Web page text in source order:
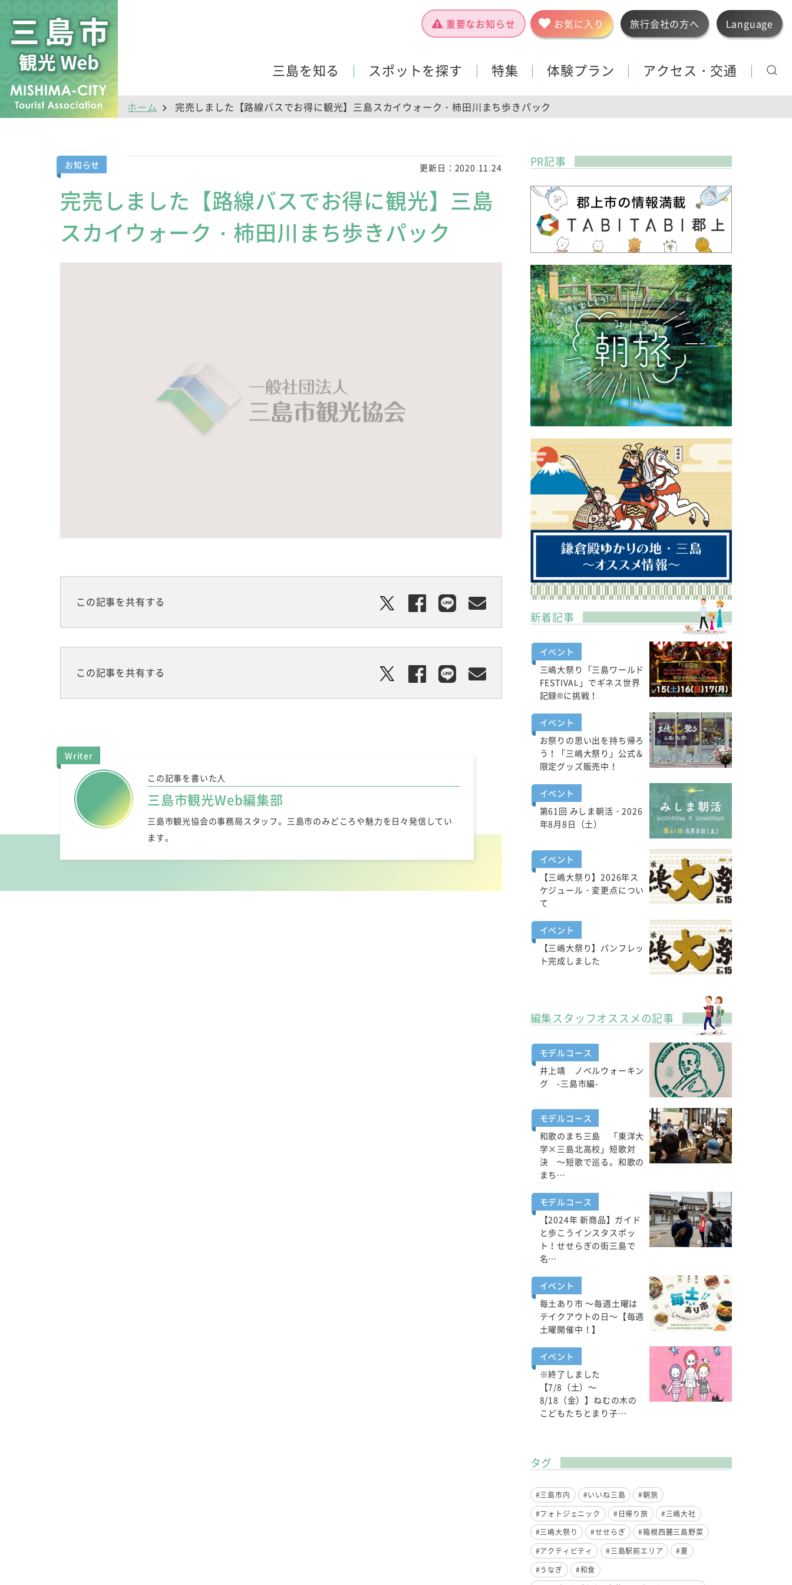
重要なお知らせ お気に入り 旅行会社の方へ Language
三島を知る スポットを探す 特集 体験プラン アクセス・交通
ホーム 完売しました【路線バスでお得に観光】三島スカイウォーク・柿田川まち歩きパック
お知らせ 更新日： 2020.11.24
完売しました【路線バスでお得に観光】三島
スカイウォーク・柿田川まち歩きパック
この記事を共有する
この記事を共有する
Writer
この記事を書いた人
三島市観光Web編集部
三島市観光協会の事務局スタッフ。三島市のみどころや魅力を日々発信してい
ます。
PR記事
新着記事
イベント
三嶋大祭り「三島ワールド
FESTIVAL」でギネス世界
記録®に挑戦！
イベント
お祭りの思い出を持ち帰ろ
う！「三嶋大祭り」公式＆
限定グッズ販売中！
イベント
第61回 みしま朝活・2026
年8月8日（土）
イベント
【三嶋大祭り】2026年ス
ケジュール・変更点につい
て
イベント
【三嶋大祭り】パンフレッ
ト完成しました
編集スタッフオススメの記事
モデルコース
井上靖 ノベルウォーキン
グ -三島市編-
モデルコース
和歌のまち三島 「東洋大
学×三島北高校」短歌対
決 ～短歌で巡る。和歌の
まち…
モデルコース
【2024年 新商品】ガイド
と歩こうインスタスポッ
ト！せせらぎの街三島で
名…
イベント
毎土あり市 ～毎週土曜は
テイクアウトの日～【毎週
土曜開催中！】
イベント
※終了しました
【7/8（土）～
8/18（金）】ねむの木の
こどもたちとまり子…
タグ
#三島市内 #いいね三島
#朝旅
#フォトジェニック
#日帰り旅
#三嶋大社
#三嶋大祭り
#せせらぎ
#箱根西麓三島野菜
#アクティビティ
#三島駅前エリア
#夏
#うなぎ
#和食